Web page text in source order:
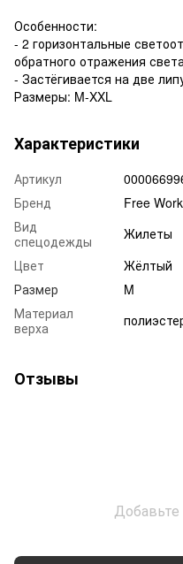
Особенности:
- 2 горизонтальные
обратного отражения
- Застёгивается на две
Размеры: M-XXL
Характеристики
Артикул
Бренд
Free Work
Вид
спецодежды
Жилеты
Цвет
Жёлтый
Размер
M
Материал
верха
Отзывы